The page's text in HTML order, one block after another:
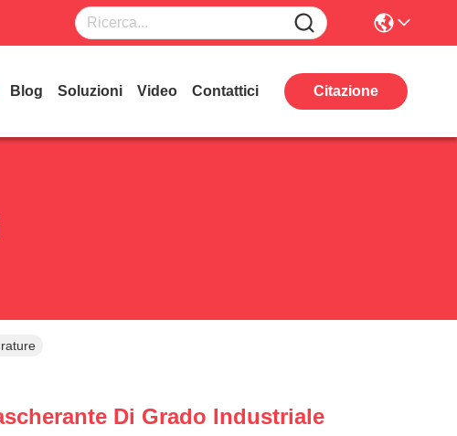
Blog Soluzioni Video Contattici Citazione
Di Grado Industriale